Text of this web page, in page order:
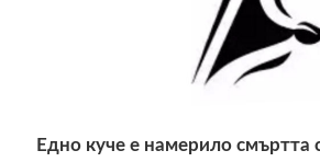
Едно куче е намерило смъртта